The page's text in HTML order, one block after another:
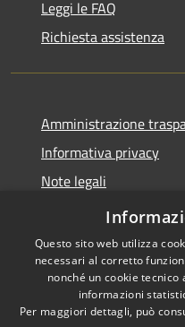
Leggi le FAQ
Richiesta assistenza
Amministrazione
Informativa privacy
Note legali
Dichiarazione di
Accessibilità
Questo sito web utilizza
necessari al corretto
nonché un cookie
informazioni
Per maggiori dettagli, può